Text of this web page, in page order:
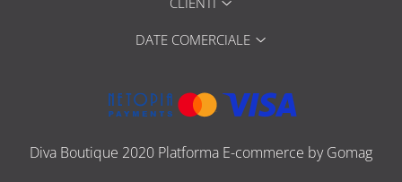
DATE COMERCIALE
Diva Boutique 2020 Platforma E-commerce by Gomag